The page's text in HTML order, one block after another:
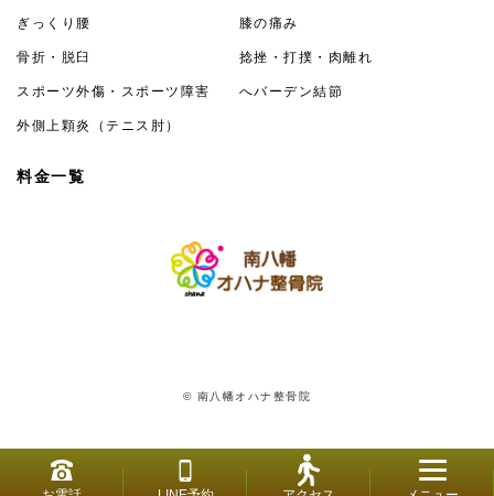
ぎっくり腰 膝の痛み
骨折・脱臼 捻挫・打撲・肉離れ
スポーツ外傷・スポーツ障害 へバーデン結節
外側上顆炎（テニス肘）
料金一覧
© 南八幡オハナ整骨院